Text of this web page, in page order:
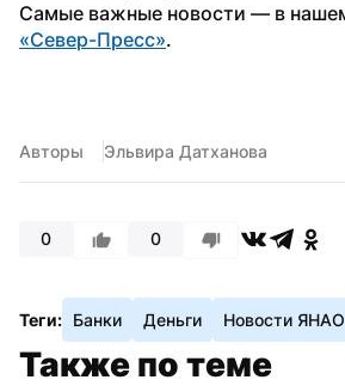
«Север-Пресс».
Авторы Эльвира Датханова
0 0
Теги: Банки Деньги Новости ЯНАО
Также по теме